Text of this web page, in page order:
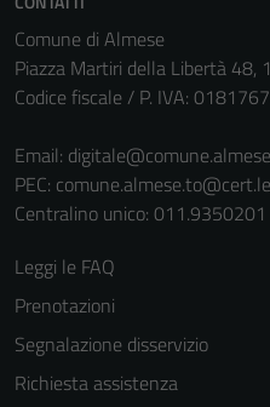
Comune di Almese
Piazza Martiri della Libertà 48,
Codice fiscale / P. IVA:
Email:
PEC:
Centralino unico: 011.9350201
Leggi le FAQ
Prenotazioni
Segnalazione disservizio
Richiesta assistenza